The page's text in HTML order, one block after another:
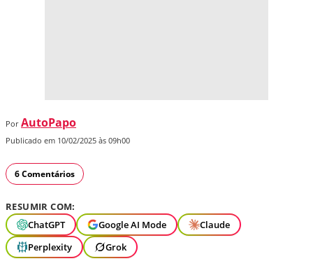
Por AutoPapo
Publicado em 10/02/2025 às 09h00
6 Comentários
RESUMIR COM:
ChatGPT
Google AI Mode
Claude
Perplexity
Grok